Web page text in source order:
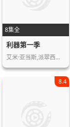
8集全
利器第一季
艾米·亚当斯,派翠西娅·克拉克森,克里…
8.4